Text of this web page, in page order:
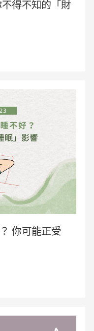
得不知的「財
你可能正受